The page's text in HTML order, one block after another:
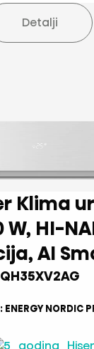
Detalji
NANO
Wi-
Fi
QH35XV2AG
NORDIC